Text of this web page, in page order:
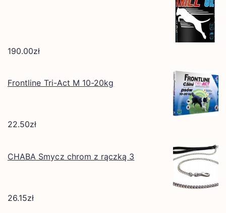
190.00zł
Frontline Tri-Act M 10-20kg
22.50zł
CHABA Smycz chrom z rączką 3
26.15zł